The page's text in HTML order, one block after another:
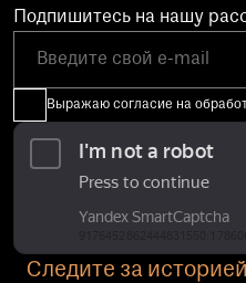
Подпишитесь на нашу
Выражаю согласие на
Следите за